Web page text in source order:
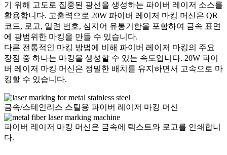
기 위해 고도로 집중된 광선을 생성하는 파이버 레이저 소스를
활용합니다. 고출력으로 20W 파이버 레이저 마킹 머신은 QR
코드, 로고, 일련 번호, 심지어 유통기한을 포함하여 금속 표면
에 광범위한 마킹을 만들 수 있습니다.
다른 전통적인 마킹 방법에 비해 파이버 레이저 마킹의 주요
장점 중 하나는 마킹을 생성할 수 있는 속도입니다. 20W 파이
버 레이저 마킹 머신은 정밀한 배치를 유지하면서 고속으로 마
킹할 수 있습니다.
금속/스테인리스 스틸용 파이버 레이저 마킹 머신
파이버 레이저 마킹 머신은 금속에 텍스트와 로고를 인쇄합니
다.